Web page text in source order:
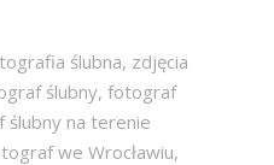
ślubna, zdjęcia
ślubny, fotograf
ślubny na terenie
we Wrocławiu,